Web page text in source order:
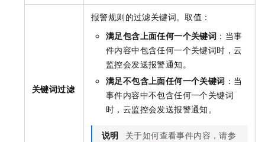
关键词过滤
报警规则的过滤关键词。取值：
满足包含上面任何一个关键词 ：当事
件内容中包含任何一个关键词时，云
监控会发送报警通知。
满足不包含上面任何一个关键词 ：当
事件内容中不包含任何一个关键词
时，云监控会发送报警通知。
说明
关于如何查看事件内容，请参